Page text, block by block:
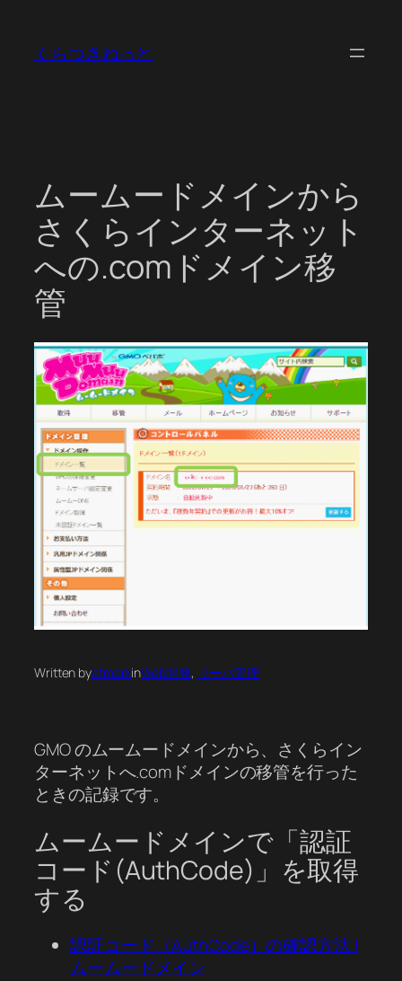
くらつきねっと
ムームードメインから
さくらインターネット
への.comドメイン移
管
Written byatmarkinWeb開発, サーバ管理
GMO のムームードメインから、さくらイン
ターネットへ.comドメインの移管を行った
ときの記録です。
ムームードメインで「認証
コード(AuthCode)」を取得
する
認証コード（AuthCode）の確認方法 |
ムームードメイン